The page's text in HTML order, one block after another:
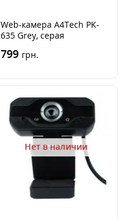
Web-камера A4Tech PK-
635 Grey, серая
799 грн.
Нет в наличии